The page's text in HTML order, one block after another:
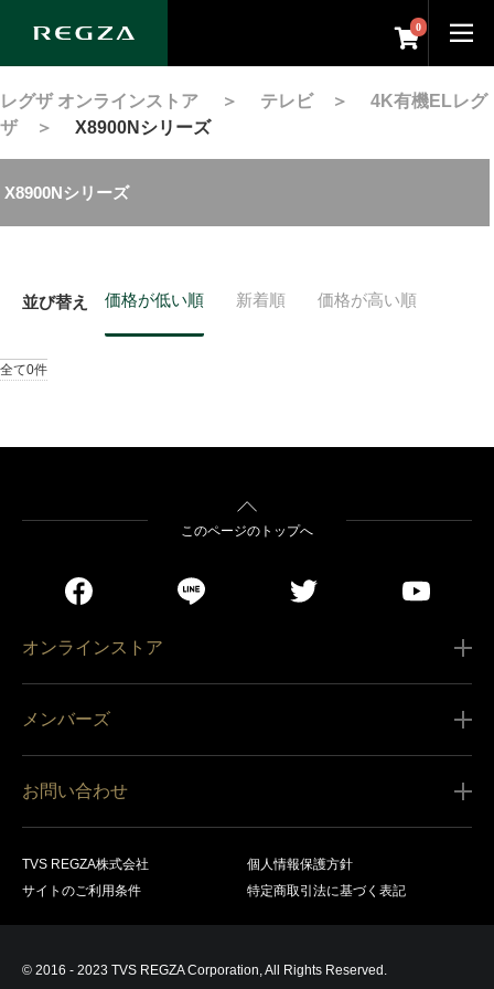
0
レグザ オンラインストア ＞ テレビ＞ 4K有機ELレグ
ザ＞ X8900Nシリーズ
X8900Nシリーズ
並び替え 価格が低い順 新着順 価格が高い順
全て0件
このページのトップへ
オンラインストア
営業日カレンダー
メンバーズ
会員規約
商品登録
お問い合わせ
TVS REGZA株式会社
個人情報保護方針
サイトのご利用条件
特定商取引法に基づく表記
© 2016 - 2023 TVS REGZA Corporation, All Rights Reserved.